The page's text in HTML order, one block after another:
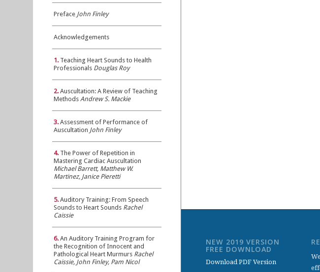
Preface John Finley
Acknowledgements
1. Teaching Heart Sounds to Health
Professionals Douglas Roy
2. Auscultation: A Review of Teaching
Methods Andrew S. Mackie
3. Assessment of Performance of
Auscultation John Finley
4. The Power of Repetition in
Mastering Cardiac Auscultation
Michael Barrett, Matthew W.
Martinez, Janice Pieretti
5. Auditory Training: From Speech
Sounds to Heart Sounds Rachel
Caissie
6. An Auditory Training Program for
the Recognition of Innocent and
Pathological Heart Murmurs Rachel
Caissie, John Finley, Pam Nicol
NEW 2019 VERSION
FREE DOWNLOAD
Download PDF Version